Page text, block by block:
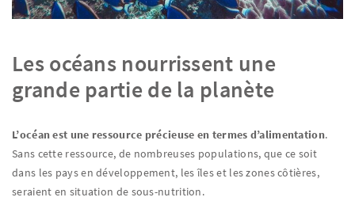
Les océans nourrissent une
grande partie de la planète
L’océan est une ressource précieuse en termes d’alimentation.
Sans cette ressource, de nombreuses populations, que ce soit
dans les pays en développement, les îles et les zones côtières,
seraient en situation de sous-nutrition.